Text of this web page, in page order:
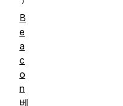
B
e
a
c
o
n
베